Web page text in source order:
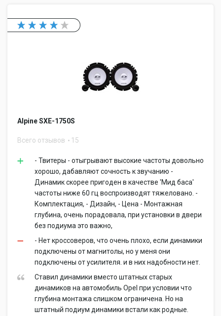
Alpine SXE-1750S
Всего отзывов 15
- Твитеры - отыгрывают высокие частоты довольно
хорошо, дабавляют сочность к звучанию -
Динамик скорее пригоден в качестве 'Мид баса'
частоты ниже 60 гц воспроизводят тяжеловано. -
Комплектация, - Дизайн, - Цена - Монтажная
глубина, очень порадовала, при установки в двери
без подиума это важно,
- Нет кроссоверов, что очень плохо, если динамики
подключены от магнитолы, но у меня они
подключены от усилителя. и в них надобности нет.
Ставил динамики вместо штатных старых
динамиков на автомобиль Opel при условии что
глубина монтажа слишком ограничена. Но на
штатный подиум динамики встали как родные.